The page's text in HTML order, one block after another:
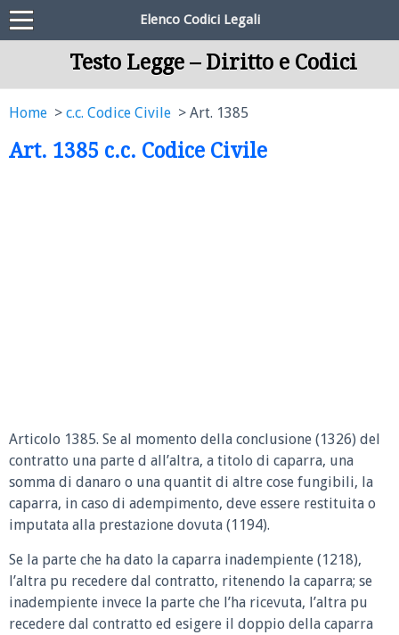
Elenco Codici Legali
Testo Legge – Diritto e Codici
Home c.c. Codice Civile Art. 1385
Art. 1385 c.c. Codice Civile
Articolo 1385. Se al momento della conclusione (1326) del
contratto una parte d all’altra, a titolo di caparra, una
somma di danaro o una quantit di altre cose fungibili, la
caparra, in caso di adempimento, deve essere restituita o
imputata alla prestazione dovuta (1194).
Se la parte che ha dato la caparra inadempiente (1218),
l’altra pu recedere dal contratto, ritenendo la caparra; se
inadempiente invece la parte che l’ha ricevuta, l’altra pu
recedere dal contratto ed esigere il doppio della caparra